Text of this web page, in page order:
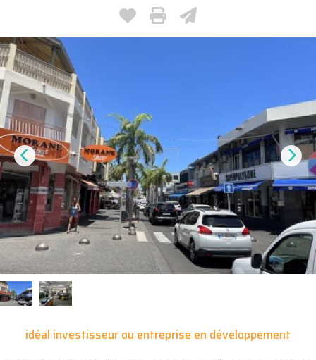
idéal investisseur ou entreprise en développement